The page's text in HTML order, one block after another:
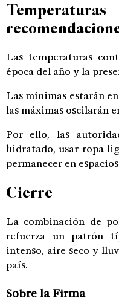
Las temperaturas
época del año y la
Las mínimas estarán
las máximas oscilarán
Por ello, las
hidratado, usar ropa
permanecer en
Cierre
La combinación de
refuerza un patrón
intenso, aire seco y
país.
Sobre la Firma